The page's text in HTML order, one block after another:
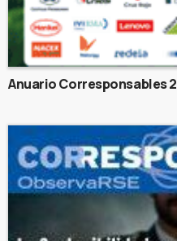
Anuario Corresponsables